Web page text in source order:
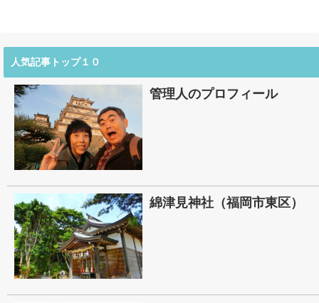
人気記事トップ１０
管理人のプロフィール
綿津見神社（福岡市東区）